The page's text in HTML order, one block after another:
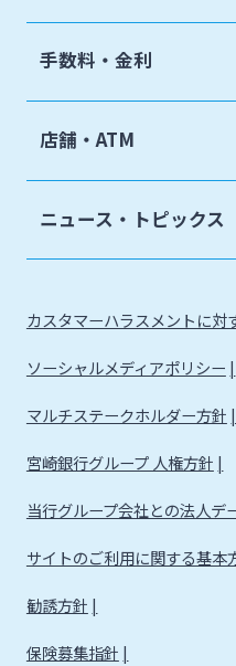
手数料・金利
店舗・ATM
ニュース・トピックス
カスタマーハラスメントに対
ソーシャルメディアポリシー
マルチステークホルダー方針
宮崎銀行グループ 人権方針
当行グループ会社との法人デ
サイトのご利用に関する基本
勧誘方針
保険募集指針